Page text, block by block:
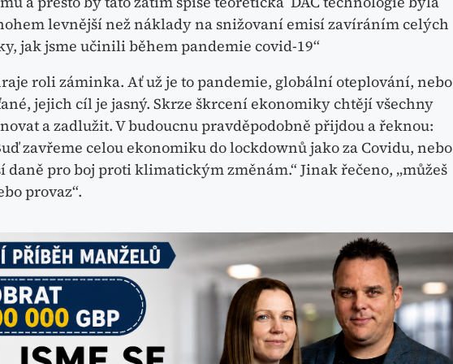
levnější než náklady na snižovaní emisí zavíráním celých
jak jsme učinili během pandemie covid-19“
roli záminka. Ať už je to pandemie, globální oteplování, nebo
jejich cíl je jasný. Skrze škrcení ekonomiky chtějí všechny
a zadlužit. V budoucnu pravděpodobně přijdou a řeknou:
zavřeme celou ekonomiku do lockdownů jako za Covidu, nebo
daně pro boj proti klimatickým změnám.“ Jinak řečeno, „můžeš
provaz“.